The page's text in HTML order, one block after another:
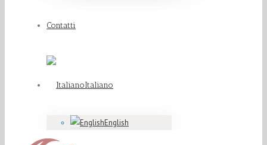
Contatti
Italiano
English